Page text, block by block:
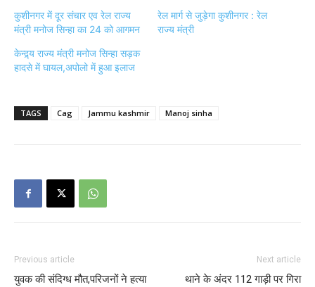
कुशीनगर में दूर संचार एव रेल राज्य
मंत्री मनोज सिन्हा का 24 को आगमन
रेल मार्ग से जुड़ेगा कुशीनगर : रेल
राज्य मंत्री
केन्द्र्य राज्य मंत्री मनोज सिन्हा सड़क
हादसे में घायल,अपोलो में हुआ इलाज
TAGS Cag Jammu kashmir Manoj sinha
Previous article
युवक की संदिग्ध मौत,परिजनों ने हत्या
Next article
थाने के अंदर 112 गाड़ी पर गिरा